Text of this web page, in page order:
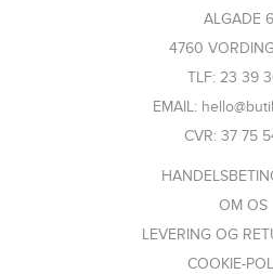
ALGADE
4760
TLF: 23 39
EMAIL:
CVR: 37 75
OM OS
LEVERING OG
COOKIE-